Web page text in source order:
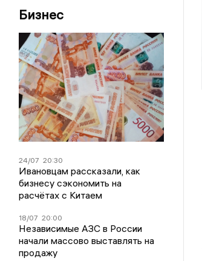
Бизнес
24/07 20:30
Ивановцам рассказали, как
бизнесу сэкономить на
расчётах с Китаем
18/07 20:00
Независимые АЗС в России
начали массово выставлять на
продажу